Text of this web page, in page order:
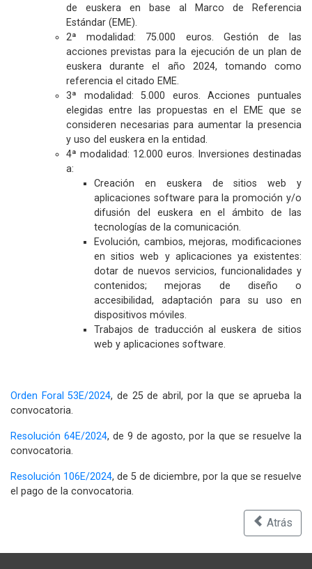
de euskera en base al Marco de Referencia
Estándar (EME).
2ª modalidad: 75.000 euros. Gestión de las
acciones previstas para la ejecución de un plan de
euskera durante el año 2024, tomando como
referencia el citado EME.
3ª modalidad: 5.000 euros. Acciones puntuales
elegidas entre las propuestas en el EME que se
consideren necesarias para aumentar la presencia
y uso del euskera en la entidad.
4ª modalidad: 12.000 euros. Inversiones destinadas
a:
Creación en euskera de sitios web y
aplicaciones software para la promoción y/o
difusión del euskera en el ámbito de las
tecnologías de la comunicación.
Evolución, cambios, mejoras, modificaciones
en sitios web y aplicaciones ya existentes:
dotar de nuevos servicios, funcionalidades y
contenidos; mejoras de diseño o
accesibilidad, adaptación para su uso en
dispositivos móviles.
Trabajos de traducción al euskera de sitios
web y aplicaciones software.
Orden Foral 53E/2024, de 25 de abril, por la que se aprueba la
convocatoria.
Resolución 64E/2024, de 9 de agosto, por la que se resuelve la
convocatoria.
Resolución 106E/2024, de 5 de diciembre, por la que se resuelve
el pago de la convocatoria.
Atrás